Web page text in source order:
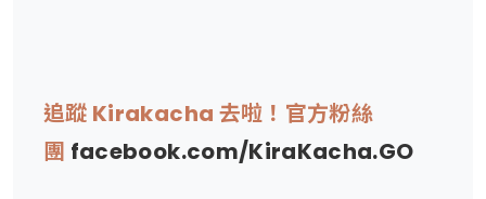
追蹤 Kirakacha 去啦！官方粉絲
團 facebook.com/KiraKacha.GO